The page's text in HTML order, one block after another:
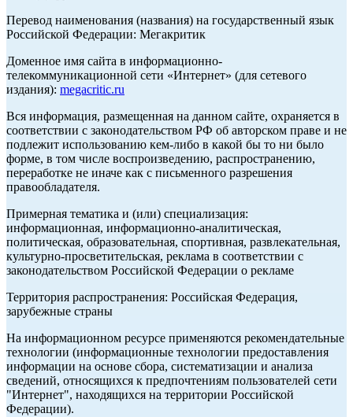
Перевод наименования (названия) на государственный язык
Российской Федерации: Мегакритик
Доменное имя сайта в информационно-
телекоммуникационной сети «Интернет» (для сетевого
издания): megacritic.ru
Вся информация, размещенная на данном сайте, охраняется в
соответствии с законодательством РФ об авторском праве и не
подлежит использованию кем-либо в какой бы то ни было
форме, в том числе воспроизведению, распространению,
переработке не иначе как с письменного разрешения
правообладателя.
Примерная тематика и (или) специализация:
информационная, информационно-аналитическая,
политическая, образовательная, спортивная, развлекательная,
культурно-просветительская, реклама в соответствии с
законодательством Российской Федерации о рекламе
Территория распространения: Российская Федерация,
зарубежные страны
На информационном ресурсе применяются рекомендательные
технологии (информационные технологии предоставления
информации на основе сбора, систематизации и анализа
сведений, относящихся к предпочтениям пользователей сети
"Интернет", находящихся на территории Российской
Федерации).